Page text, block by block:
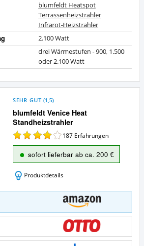
blumfeldt Heatspot
Terrassenheizstrahler
Infrarot-Heizstrahler
2.100 Watt
drei Wärmestufen - 900, 1.500
oder 2.100 Watt
blumfeldt Venice Heat
Standheizstrahler
SEHR GUT (1,5)
187 Erfahrungen
sofort lieferbar ab ca. 200 €
Produktdetails